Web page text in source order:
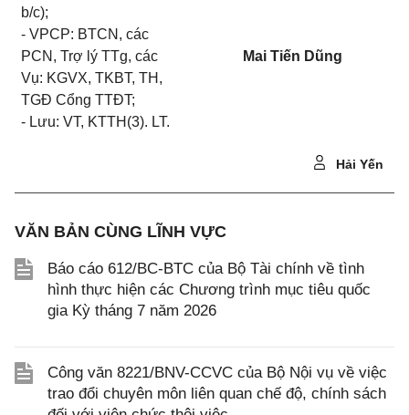
b/c);
- VPCP: BTCN, các
PCN, Trợ lý TTg, các
Vụ: KGVX, TKBT, TH,
TGĐ Cổng TTĐT;
- Lưu: VT, KTTH(3). LT.
Mai Tiến Dũng
Hải Yến
VĂN BẢN CÙNG LĨNH VỰC
Báo cáo 612/BC-BTC của Bộ Tài chính về tình
hình thực hiện các Chương trình mục tiêu quốc
gia Kỳ tháng 7 năm 2026
Công văn 8221/BNV-CCVC của Bộ Nội vụ về việc
trao đổi chuyên môn liên quan chế độ, chính sách